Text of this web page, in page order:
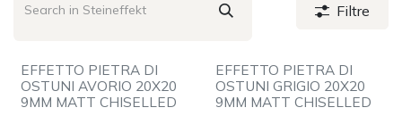
Filtre
EFFETTO PIETRA DI
OSTUNI AVORIO 20X20
9MM MATT CHISELLED
EFFETTO PIETRA DI
OSTUNI GRIGIO 20X20
9MM MATT CHISELLED